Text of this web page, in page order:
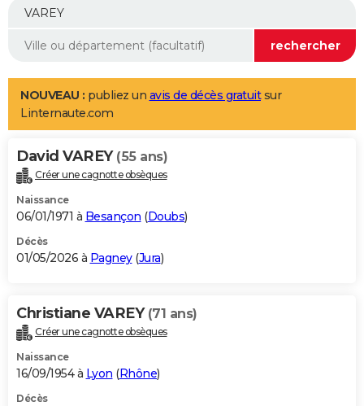
Mobiles
Meilleur smartphone
Internet
Ordinateurs
Jeux vidéo
Guide high-tech
Aménagement intérieur
LIFESTYLE
Art de vivre
Bien-être
Loisirs
Mode
Modes de vie
Alimentation
Guide de la santé
Maladies
Médicaments
Sommeil
VOYAGE
Destinations
City break
Voyage nature
Voyage de noces
Forum
Climat
+PHOTO
GUIDES D'ACHAT
BONS PLANS
Carte de Noël
Carte Bonne année
Carte Saint-Valentin
Carte Pâques
Carte d'anniversaire
DICTIONNAIRE
Dictionnaire
Biographies
Citations
Expressions
Proverbes
PROGRAMME TV
NOUVEAU : publiez un avis de décès gratuitsur
Linternaute.com
David VAREY (55 ans)
Créer une cagnotte obsèques
Naissance
06/01/1971 à Besançon (Doubs)
Décès
01/05/2026 à Pagney(Jura)
Christiane VAREY (71 ans)
Créer une cagnotte obsèques
Naissance
16/09/1954 à Lyon (Rhône)
Décès